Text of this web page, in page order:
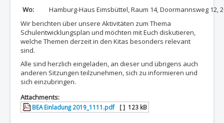
Wo:
Hamburg-Haus Eimsbüttel, Raum 14, Doormannsweg 12,
Wir berichten über unsere Aktivitäten zum Thema
Schulentwicklungsplan und möchten mit Euch diskutieren,
welche Themen derzeit in den Kitas besonders relevant
sind.
Alle sind herzlich eingeladen, an dieser und übrigens auch
anderen Sitzungen teilzunehmen, sich zu informieren und
sich einzubringen.
Attachments:
BEA Einladung 2019_1111.pdf [ ] 123 kB